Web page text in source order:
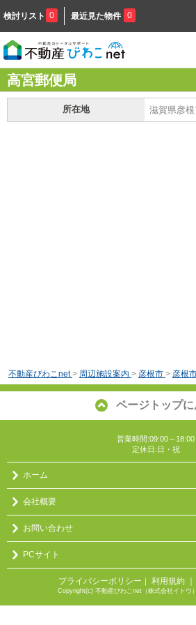
検討リスト 0 最近見た物件 0
高宮郵便局
所在地 滋賀県彦
不動産びわこnet > 周辺施設案内 > 彦根市 > 彦根
ページトップに
営業時間:09:00～18:00
定休日:日・祝
ホーム
会社概要
お問い合わせ
PCサイト
プライバシーポリシー ｜ 利用規約
Copyright(c) 不動産びわこnet（株式会社イトウ